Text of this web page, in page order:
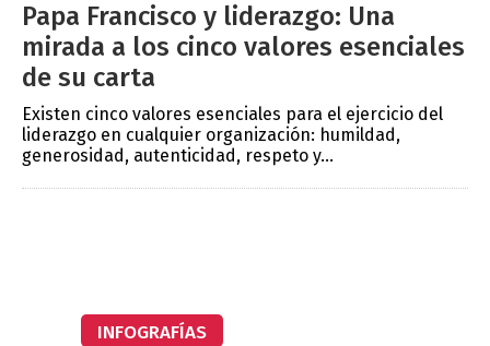
Papa Francisco y liderazgo: Una
mirada a los cinco valores esenciales
de su carta
Existen cinco valores esenciales para el ejercicio del
liderazgo en cualquier organización: humildad,
generosidad, autenticidad, respeto y...
INFOGRAFÍAS